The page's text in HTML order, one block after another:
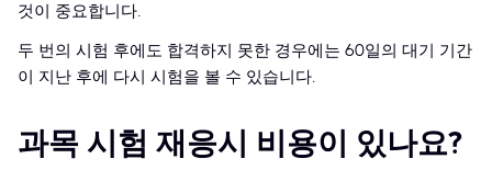
것이 중요합니다.
두 번의 시험 후에도 합격하지 못한 경우에는 60일의 대기 기간
이 지난 후에 다시 시험을 볼 수 있습니다.
과목 시험 재응시 비용이 있나요?